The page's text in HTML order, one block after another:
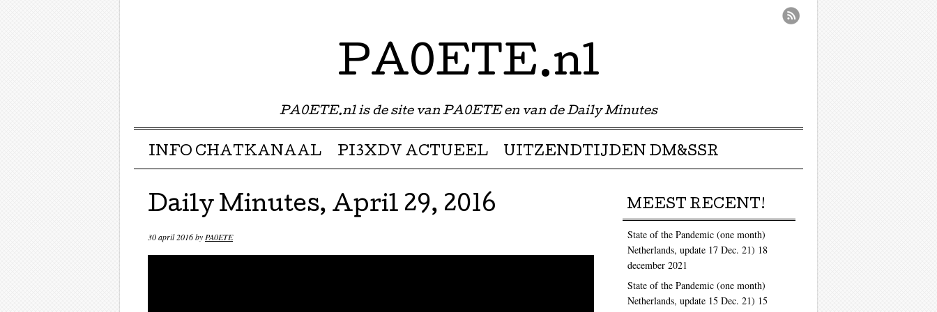
PA0ETE.nl
PA0ETE.nl is de site van PA0ETE en van de Daily Minutes
Menu ☰
Skip to content
INFO CHATKANAAL PI3XDV ACTUEEL UITZENDTIJDEN DM&SSR
Daily Minutes, April 29, 2016
30 april 2016by PA0ETE
MEEST RECENT!
State of the Pandemic (one month)
Netherlands, update 17 Dec. 21) 18
december 2021
State of the Pandemic (one month)
Netherlands, update 15 Dec. 21) 15